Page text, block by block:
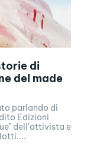
di
del made
parlando di
Edizioni
dell'attivista e